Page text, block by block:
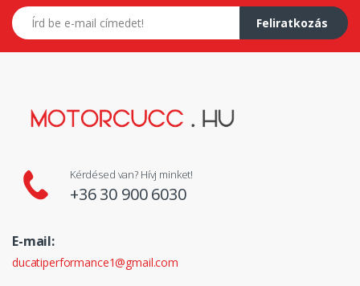
E-mail címed
Feliratkozás
Kérdésed van? Hívj minket!
+36 30 900 6030
E-mail:
ducatiperformance1@gmail.com